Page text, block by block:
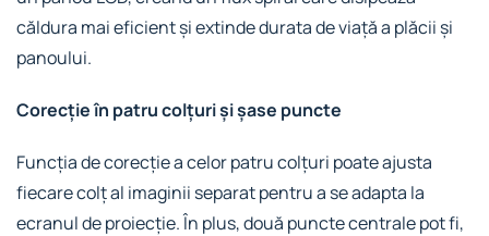
căldura mai eficient și extinde durata de viață a plăcii și
panoului.
Corecție în patru colțuri și șase puncte
Funcția de corecție a celor patru colțuri poate ajusta
fiecare colț al imaginii separat pentru a se adapta la
ecranul de proiecție. În plus, două puncte centrale pot fi,